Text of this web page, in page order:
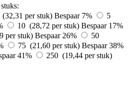
per stuk) Bespaar 7%
5
10 (28,72 per stuk) Bespaar 17%
per stuk) Bespaar 26%
50
75 (21,60 per stuk) Bespaar 38%
41%
250 (19,44 per stuk)